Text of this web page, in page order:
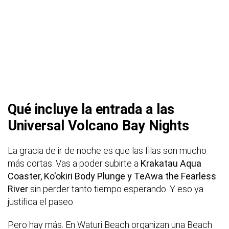
Qué incluye la entrada a las
Universal Volcano Bay Nights
La gracia de ir de noche es que las filas son mucho
más cortas. Vas a poder subirte a Krakatau Aqua
Coaster, Ko'okiri Body Plunge y TeAwa the Fearless
River sin perder tanto tiempo esperando. Y eso ya
justifica el paseo.
Pero hay más. En Waturi Beach organizan una Beach